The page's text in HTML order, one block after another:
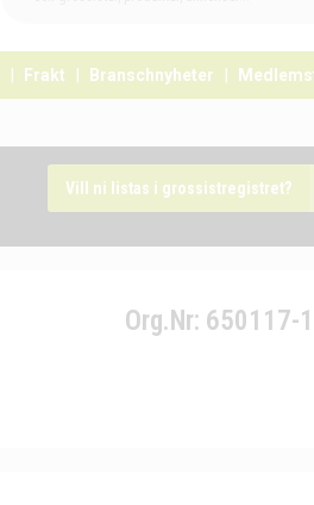
Frakt Branschnyheter
Vill ni listas i grossistregistret?
Org.Nr: 650117-